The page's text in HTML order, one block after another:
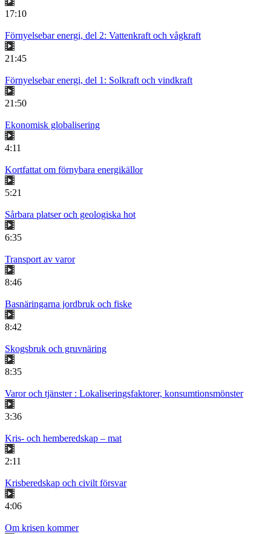
17:10
Förnyelsebar energi, del 2: Vattenkraft och vågkraft
21:45
Förnyelsebar energi, del 1: Solkraft och vindkraft
21:50
Ekonomisk globalisering
4:11
Kortfattat om förnybara energikällor
5:21
Sårbara platser och geologiska hot
6:35
Transport av varor
8:46
Basnäringarna jordbruk och fiske
8:42
Skogsbruk och gruvnäring
8:35
Varor och tjänster : Lokaliseringsfaktorer, konsumtionsmönster
3:36
Kris- och hemberedskap – mat
2:11
Krisberedskap och civilt försvar
4:06
Om krisen kommer